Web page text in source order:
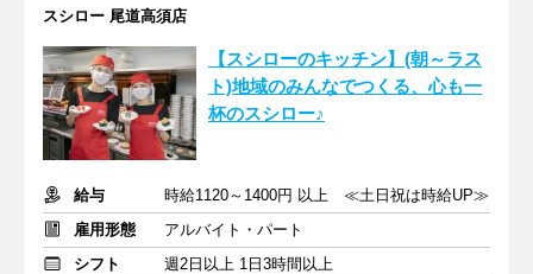
スシロー 尾道高須店
【スシローのキッチン】(朝～ラス
ト)地域のみんなでつくる、心も一
杯のスシロー♪
給与
時給1120～1400円 以上 ≪土日祝は時給UP≫
雇用形態
アルバイト・パート
シフト
週2日以上 1日3時間以上